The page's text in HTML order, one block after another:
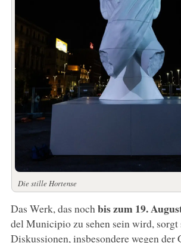
Die stille Hortense
Das Werk, das nochbis zum 19.
del Municipio zu sehen sein wird,
Diskussionen, insbesondere wegen der